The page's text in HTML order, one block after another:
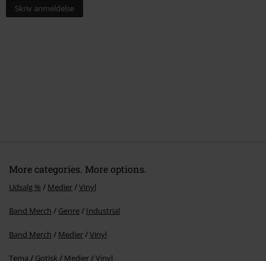
Skriv anmeldelse
More categories. More options.
Udsalg % Medier Vinyl
Band Merch Genre Industrial
Band Merch Medier Vinyl
Tema Gotisk Medier Vinyl